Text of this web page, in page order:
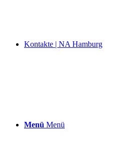
Kontakte | NA Hamburg
Menü Menü